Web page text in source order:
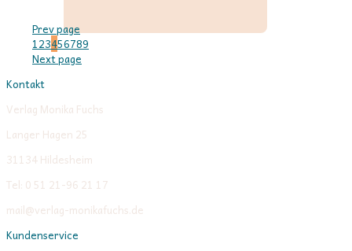
Prev page
123456789
Next page
Kontakt
Verlag Monika Fuchs
Langer Hagen 25
31134 Hildesheim
Tel: 0 51 21-96 21 17
mail@verlag-monikafuchs.de
Kundenservice